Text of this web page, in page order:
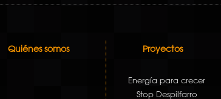
Quiénes somos Proyectos
Energía para crecer
Stop Despilfarro